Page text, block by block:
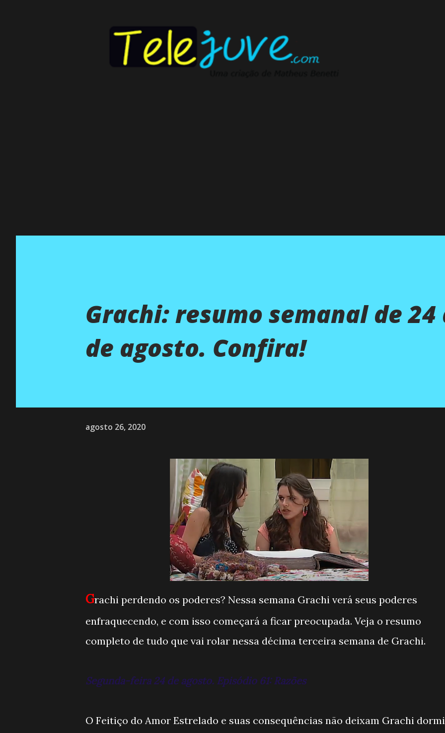
Grachi: resumo semanal de 24
de agosto. Confira!
agosto 26, 2020
Grachi perdendo os poderes? Nessa semana Grachi verá seus poderes
enfraquecendo, e com isso começará a ficar preocupada. Veja o resumo
completo de tudo que vai rolar nessa décima terceira semana de Grachi.
Segunda-feira 24 de agosto. Episódio 61: Razões
O Feitiço do Amor Estrelado e suas consequências não deixam Grachi